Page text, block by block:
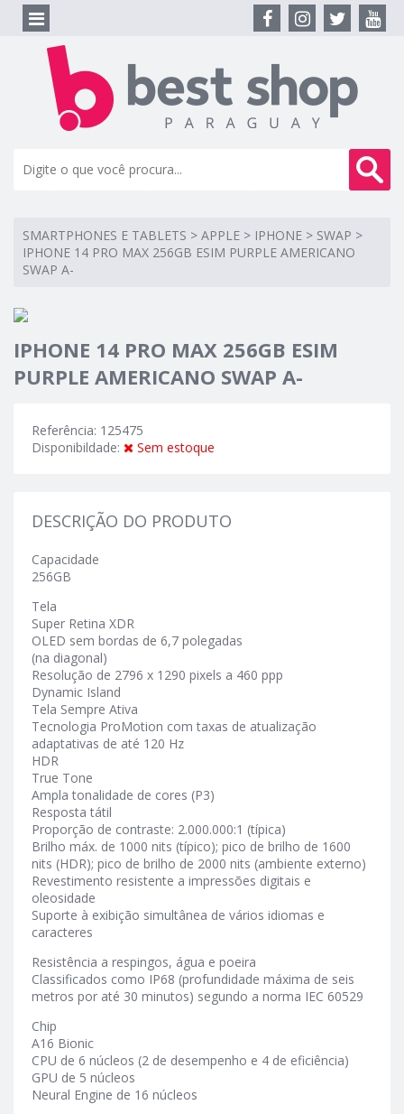
SMARTPHONES E TABLETS > APPLE > IPHONE > SWAP >
IPHONE 14 PRO MAX 256GB ESIM PURPLE AMERICANO
SWAP A-
IPHONE 14 PRO MAX 256GB ESIM
PURPLE AMERICANO SWAP A-
Referência: 125475
Disponibildade:
Sem estoque
DESCRIÇÃO DO PRODUTO
Capacidade
256GB
Tela
Super Retina XDR
OLED sem bordas de 6,7 polegadas
(na diagonal)
Resolução de 2796 x 1290 pixels a 460 ppp
Dynamic Island
Tela Sempre Ativa
Tecnologia ProMotion com taxas de atualização
adaptativas de até 120 Hz
HDR
True Tone
Ampla tonalidade de cores (P3)
Resposta tátil
Proporção de contraste: 2.000.000:1 (típica)
Brilho máx. de 1000 nits (típico); pico de brilho de 1600
nits (HDR); pico de brilho de 2000 nits (ambiente externo)
Revestimento resistente a impressões digitais e
oleosidade
Suporte à exibição simultânea de vários idiomas e
caracteres
Resistência a respingos, água e poeira
Classificados como IP68 (profundidade máxima de seis
metros por até 30 minutos) segundo a norma IEC 60529
Chip
A16 Bionic
CPU de 6 núcleos (2 de desempenho e 4 de eficiência)
GPU de 5 núcleos
Neural Engine de 16 núcleos